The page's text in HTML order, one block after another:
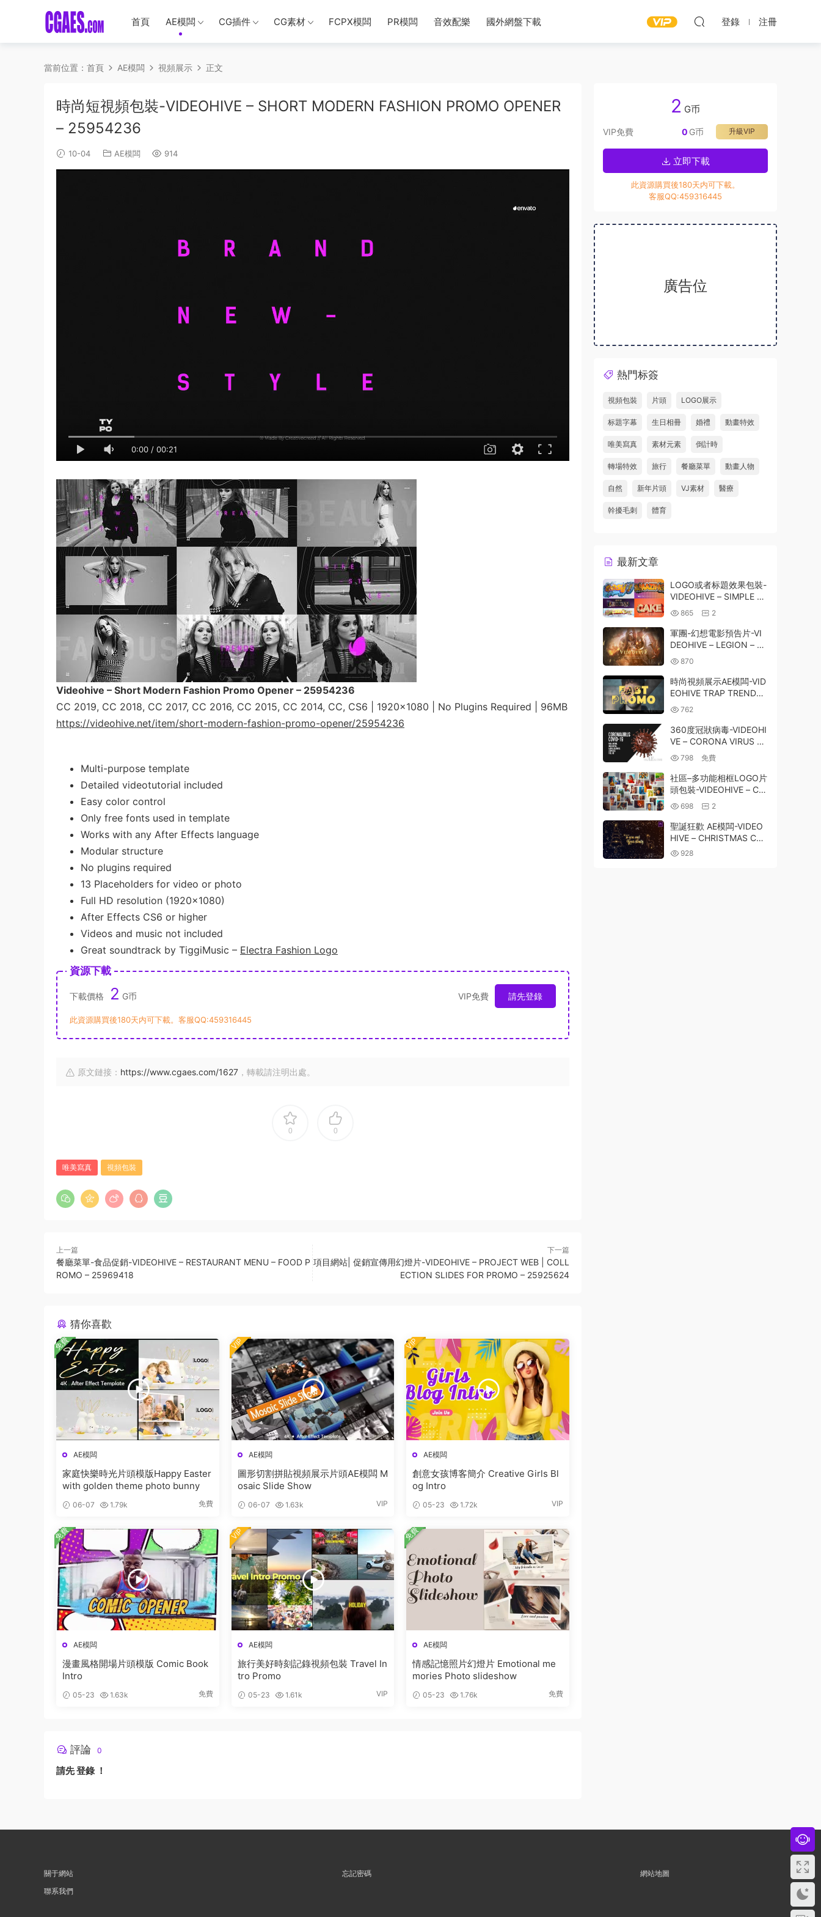
首頁 AE模闆 CG插件 CG素材 FCPX模闆 PR模闆 音效配樂 國外網盤下載 登錄 注冊
當前位置： 首頁 AE模闆 視頻展示 正文
時尚短視頻包裝-VIDEOHIVE – SHORT MODERN FASHION PROMO OPENER
– 25954236
10-04 AE模闆 914
0:00 / 00:21
Videohive – Short Modern Fashion Promo Opener – 25954236
CC 2019, CC 2018, CC 2017, CC 2016, CC 2015, CC 2014, CC, CS6 | 1920×1080 | No Plugins Required | 96MB
https://videohive.net/item/short-modern-fashion-promo-opener/25954236
Multi-purpose template
Detailed videotutorial included
Easy color control
Only free fonts used in template
Works with any After Effects language
Modular structure
No plugins required
13 Placeholders for video or photo
Full HD resolution (1920×1080)
After Effects CS6 or higher
Videos and music not included
Great soundtrack by TiggiMusic – Electra Fashion Logo
資源下載
下載價格 2 G币 VIP免費 請先登錄
此資源購買後180天内可下載。客服QQ:459316445
原文鏈接： https://www.cgaes.com/1627 ，轉載請注明出處。
0 0
唯美寫真 視頻包裝
上一篇
餐廳菜單-食品促銷-VIDEOHIVE – RESTAURANT MENU – FOOD P
ROMO – 25969418
下一篇
項目網站| 促銷宣傳用幻燈片-VIDEOHIVE – PROJECT WEB | COLL
ECTION SLIDES FOR PROMO – 25925624
猜你喜歡
AE模闆
家庭快樂時光片頭模版Happy Easter
with golden theme photo bunny
06-07 1.79k 免費
免費
AE模闆
圖形切割拼貼視頻展示片頭AE模闆 M
osaic Slide Show
06-07 1.63k VIP
VIP
AE模闆
創意女孩博客簡介 Creative Girls Bl
og Intro
05-23 1.72k VIP
VIP
AE模闆
漫畫風格開場片頭模版 Comic Book
Intro
05-23 1.63k 免費
免費
AE模闆
旅行美好時刻記錄視頻包裝 Travel In
tro Promo
05-23 1.61k VIP
VIP
AE模闆
情感記憶照片幻燈片 Emotional me
mories Photo slideshow
05-23 1.76k 免費
免費
評論 0
請先登錄！
2 G币
VIP免費 升級VIP
0 G币
立即下載
此資源購買後180天内可下載。
客服QQ:459316445
廣告位
熱門标簽
視頻包裝 片頭 LOGO展示
标題字幕 生日相冊 婚禮 動畫特效
唯美寫真 素材元素 倒計時
轉場特效 旅行 餐廳菜單 動畫人物
自然 新年片頭 VJ素材 醫療
幹擾毛刺 體育
最新文章
LOGO或者标題效果包裝-
VIDEOHIVE – SIMPLE L
OGO & TITLE INTRO – 2
8429183
865 2
軍團-幻想電影預告片-VI
DEOHIVE – LEGION – FA
NTASY MOVIE TRAILER
– 21116200
870
時尚視頻展示AE模闆-VID
EOHIVE TRAP TRENDY
PROMO 25092507
762
360度冠狀病毒-VIDEOHI
VE – CORONA VIRUS 36
0 26002393
798 免費
社區–多功能相框LOGO片
頭包裝-VIDEOHIVE – CO
MMUNITY – MULTI PHO
TO FRAMES LOGO OPE
NER 23785697
698 2
聖誕狂歡 AE模闆-VIDEO
HIVE – CHRISTMAS CHE
ER – 25183940
928
關于網站
聯系我們
忘記密碼 網站地圖